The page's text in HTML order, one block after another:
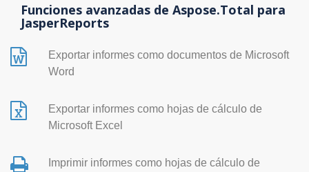
Funciones avanzadas de Aspose.Total para
JasperReports
Exportar informes como documentos de Microsoft
Word
Exportar informes como hojas de cálculo de
Microsoft Excel
Imprimir informes como hojas de cálculo de